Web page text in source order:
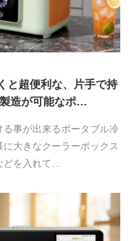
と超便利な、片手で持
造が可能なポ…
事が出来るポータブル冷
大きなクーラーボックス
を入れて…